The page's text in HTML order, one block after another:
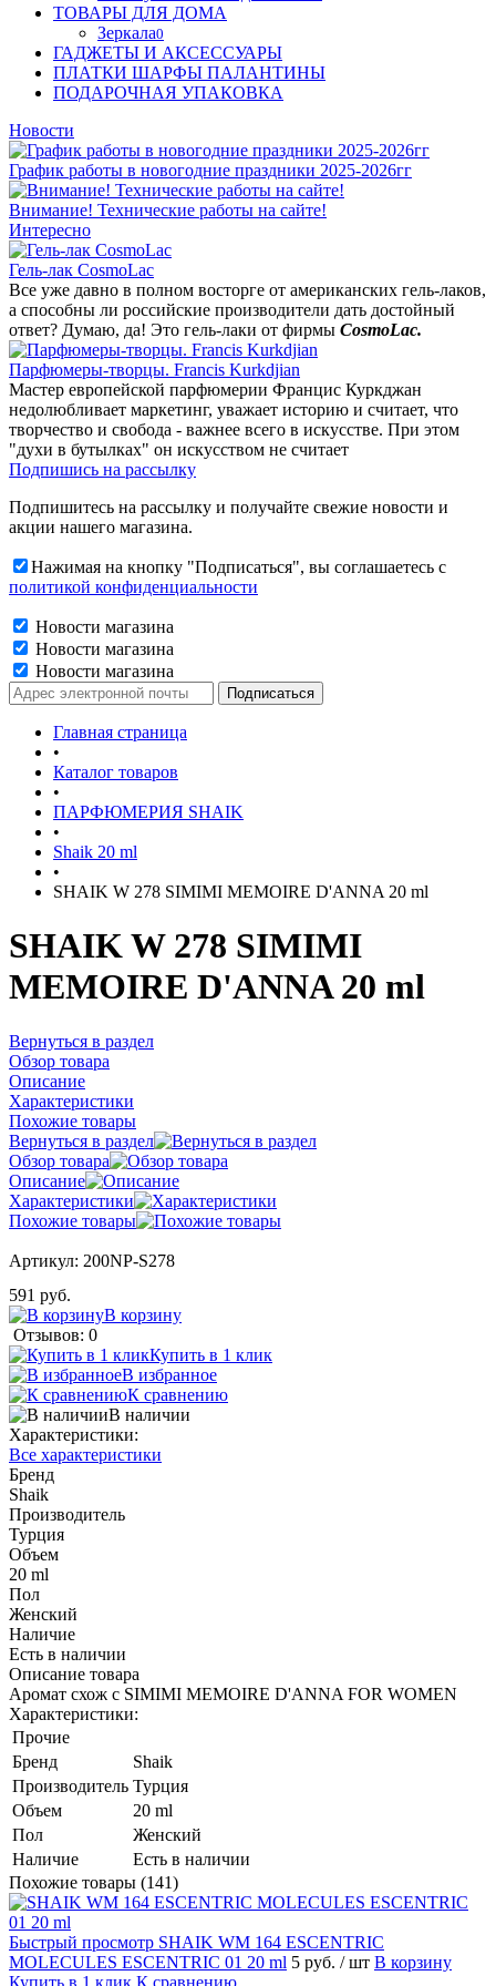
ТОВАРЫ ДЛЯ ДОМА
Зеркала0
ГАДЖЕТЫ И АКСЕССУАРЫ
ПЛАТКИ ШАРФЫ ПАЛАНТИНЫ
ПОДАРОЧНАЯ УПАКОВКА
Новости
График работы в новогодние праздники 2025-2026гг
Внимание! Технические работы на сайте!
Интересно
Гель-лак CosmoLac
Все уже давно в полном восторге от американских гель-лаков,
а способны ли российские производители дать достойный
ответ? Думаю, да! Это гель-лаки от фирмы CosmoLac.
Парфюмеры-творцы. Francis Kurkdjian
Мастер европейской парфюмерии Францис Куркджан
недолюбливает маркетинг, уважает историю и считает, что
творчество и свобода - важнее всего в искусстве. При этом
"духи в бутылках" он искусством не считает
Подпишись на рассылку
Подпишитесь на рассылку и получайте свежие новости и
акции нашего магазина.
Нажимая на кнопку "Подписаться", вы соглашаетесь с
политикой конфиденциальности
Новости магазина
Новости магазина
Новости магазина
Главная страница
•
Каталог товаров
•
ПАРФЮМЕРИЯ SHAIK
•
Shaik 20 ml
•
SHAIK W 278 SIMIMI MEMOIRE D'ANNA 20 ml
SHAIK W 278 SIMIMI
MEMOIRE D'ANNA 20 ml
Вернуться в раздел
Обзор товара
Описание
Характеристики
Похожие товары
Вернуться в раздел
Обзор товара
Описание
Характеристики
Похожие товары
Артикул: 200NP-S278
591 руб.
В корзину
Отзывов: 0
Купить в 1 клик
В избранное
К сравнению
В наличии
Характеристики:
Все характеристики
Бренд
Shaik
Производитель
Турция
Объем
20 ml
Пол
Женский
Наличие
Есть в наличии
Описание товара
Аромат схож с SIMIMI MEMOIRE D'ANNA FOR WOMEN
Характеристики:
Прочие
Бренд
Shaik
Производитель Турция
Объем
20 ml
Пол
Женский
Наличие
Есть в наличии
Похожие товары (141)
Быстрый просмотр SHAIK WM 164 ESCENTRIC
MOLECULES ESCENTRIC 01 20 ml 5 руб. / шт В корзину
Купить в 1 клик К сравнению